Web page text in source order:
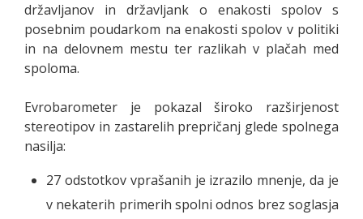
državljanov in državljank o enakosti spolov s
posebnim poudarkom na enakosti spolov v politiki
in na delovnem mestu ter razlikah v plačah med
spoloma.
Evrobarometer je pokazal široko razširjenost
stereotipov in zastarelih prepričanj glede spolnega
nasilja:
27 odstotkov vprašanih je izrazilo mnenje, da je
v nekaterih primerih spolni odnos brez soglasja